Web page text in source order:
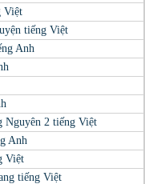
Việt
tiếng Việt
Anh
Nguyên 2 tiếng Việt
Anh
Việt
tiếng Việt